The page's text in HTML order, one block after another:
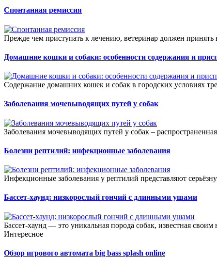
Спонтанная ремиссия
Прежде чем приступать к лечению, ветеринар должен принять
Домашние кошки и собаки: особенности содержания и
Содержание домашних кошек и собак в городских условиях
Заболевания мочевыводящих путей у собак
Заболевания мочевыводящих путей у собак –
Болезни рептилий: инфекционные заболевания
Инфекционные заболевания у рептилий представляют
Бассет-хаунд: низкорослый гончий с длинными ушами
Бассет-хаунд — это уникальная порода собак, известная своим
Интересное
Обзор игрового автомата big bass splash online